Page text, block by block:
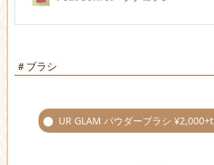
＃ブラシ
UR GLAM パウダーブラシ